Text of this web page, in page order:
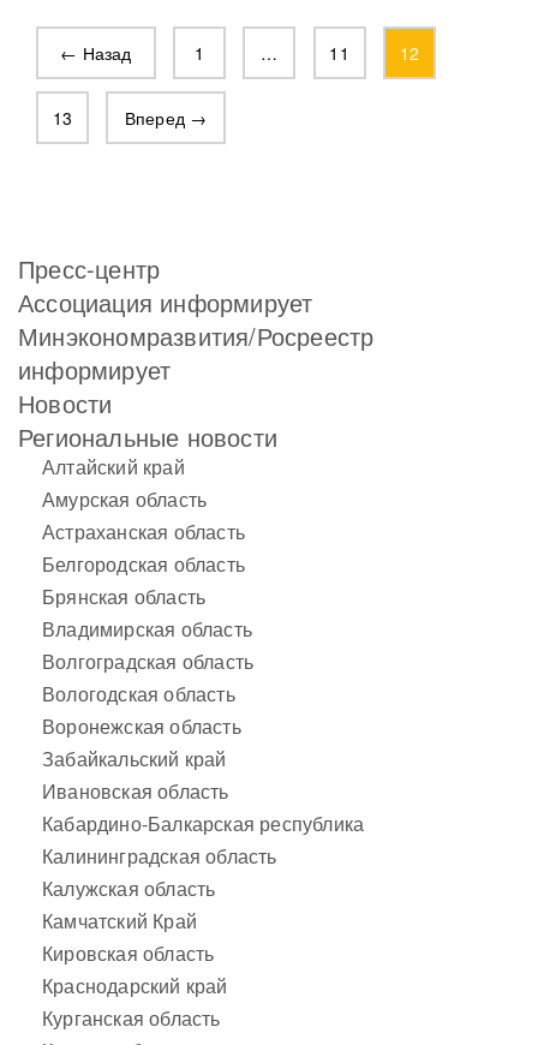
← Назад 1 … 11 12
13 Вперед →
Пресс-центр
Ассоциация информирует
Минэкономразвития/Росреестр
информирует
Новости
Региональные новости
Алтайский край
Амурская область
Астраханская область
Белгородская область
Брянская область
Владимирская область
Волгоградская область
Вологодская область
Воронежская область
Забайкальский край
Ивановская область
Кабардино-Балкарская республика
Калининградская область
Калужская область
Камчатский Край
Кировская область
Краснодарский край
Курганская область